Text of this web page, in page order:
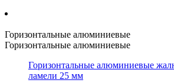
Горизонтальные алюминиевые
Горизонтальные алюминиевые
Горизонтальные алюминиевые
ламели 25 мм